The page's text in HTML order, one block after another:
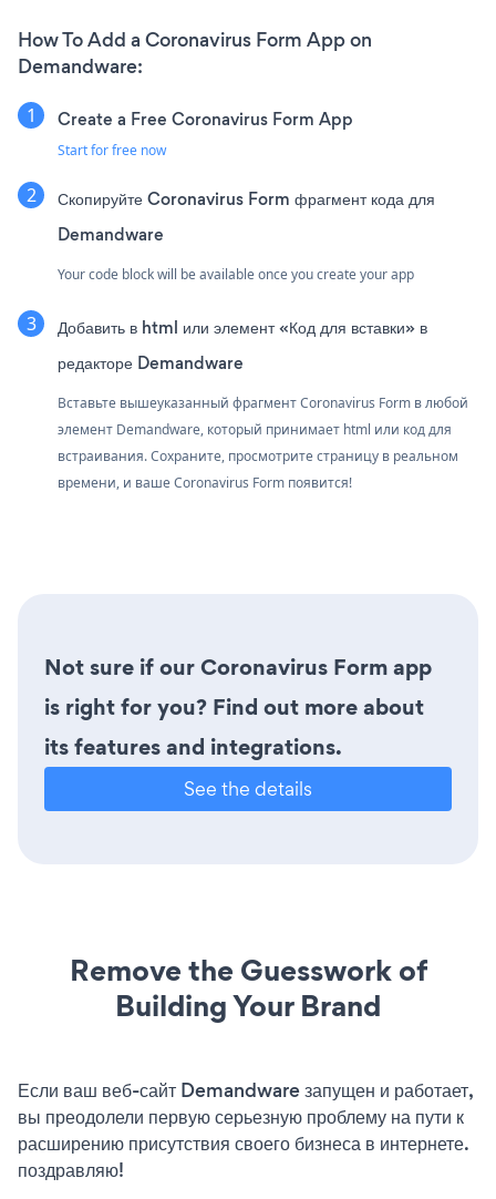
How To Add a Coronavirus Form App on
Demandware:
Create a Free Coronavirus Form App
Start for free now
Скопируйте Coronavirus Form фрагмент кода для
Demandware
Your code block will be available once you create your app
Добавить в html или элемент «Код для вставки» в
редакторе Demandware
Вставьте вышеуказанный фрагмент Coronavirus Form в любой
элемент Demandware, который принимает html или код для
встраивания. Сохраните, просмотрите страницу в реальном
времени, и ваше Coronavirus Form появится!
Not sure if our Coronavirus Form app
is right for you? Find out more about
its features and integrations.
See the details
Remove the Guesswork of
Building Your Brand
Если ваш веб-сайт Demandware запущен и работает,
вы преодолели первую серьезную проблему на пути к
расширению присутствия своего бизнеса в интернете.
поздравляю!